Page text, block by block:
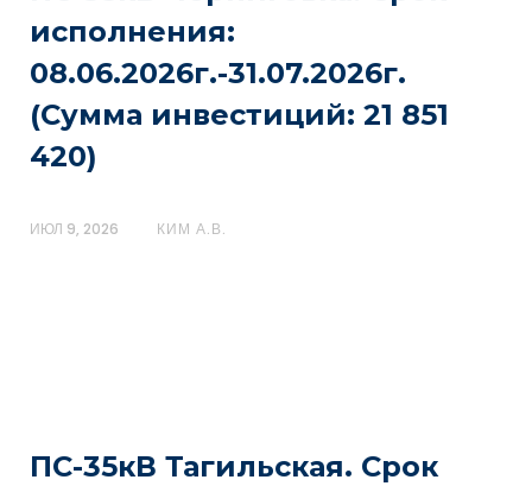
исполнения:
08.06.2026г.-31.07.2026г.
(Сумма инвестиций: 21 851
420)
ИЮЛ 9, 2026 КИМ А.В.
ПС-35кВ Тагильская. Срок